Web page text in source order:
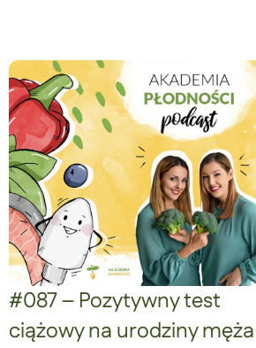
#087 – Pozytywny test
ciążowy na urodziny męża